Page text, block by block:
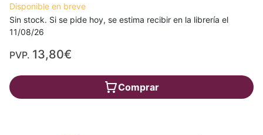
Disponible en breve
Sin stock. Si se pide hoy, se estima recibir en la librería el
11/08/26
PVP. 13,80€
Comprar